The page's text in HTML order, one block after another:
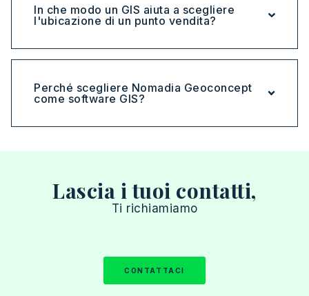
In che modo un GIS aiuta a scegliere
l'ubicazione di un punto vendita?
Perché scegliere Nomadia Geoconcept
come software GIS?
Lascia i tuoi contatti,
Ti richiamiamo
CONTATTACI